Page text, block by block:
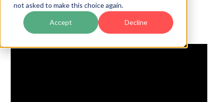
not asked to make this choice again.
Accept Decline
PorEscuela de Gestión de Riesgos
el 14 de
diciembre de 2021